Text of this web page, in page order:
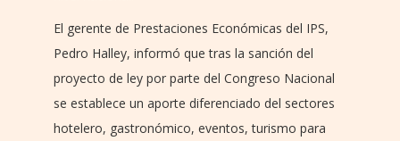
El gerente de Prestaciones Económicas del IPS,
Pedro Halley, informó que tras la sanción del
proyecto de ley por parte del Congreso Nacional
se establece un aporte diferenciado del sectores
hotelero, gastronómico, eventos, turismo para